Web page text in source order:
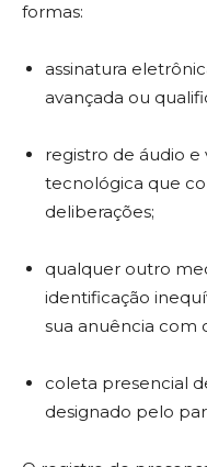
formas:
assinatura
avançada ou
registro de áudio
tecnológica que
deliberações;
qualquer outro
identificação
sua anuência com
coleta presencial
designado pelo